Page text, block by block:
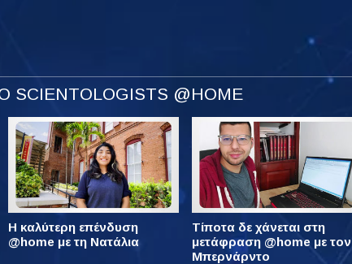
@HOME
Η καλύτερη επένδυση
@home με τη Νατάλια
Τίποτα δε χάνεται στη
μετάφραση @home με τον
Μπερνάρντο